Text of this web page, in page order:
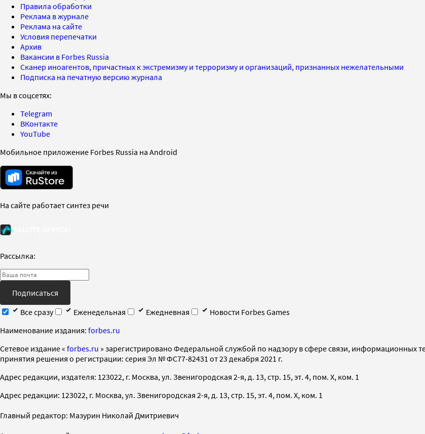
Правила обработки
Реклама в журнале
Реклама на сайте
Условия перепечатки
Архив
Вакансии в Forbes Russia
Сканер иноагентов, причастных к экстремизму и терроризму и организаций, признанных нежелательными
Подписка на печатную версию журнала
Мы в соцсетях:
Telegram
ВКонтакте
YouTube
Мобильное приложение Forbes Russia на Android
На сайте работает синтез речи
Рассылка:
Подписаться
Все сразу
Еженедельная Ежедневная
Новости Forbes Games
Наименование издания: forbes.ru
Cетевое издание « forbes.ru » зарегистрировано Федеральной службой по надзору в сфере связи, информационных
принятия решения о регистрации: серия Эл № ФС77-82431 от 23 декабря 2021 г.
Адрес редакции, издателя: 123022, г. Москва, ул. Звенигородская 2-я, д. 13, стр. 15, эт. 4, пом. X, ком. 1
Адрес редакции: 123022, г. Москва, ул. Звенигородская 2-я, д. 13, стр. 15, эт. 4, пом. X, ком. 1
Главный редактор: Мазурин Николай Дмитриевич